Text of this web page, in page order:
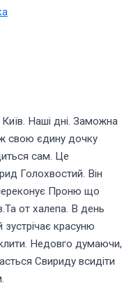
Наші дні. Заможна
свою єдину дочку
сам. Це
Голохвостий. Він
Проню що
от халепа. В день
красуню
Недовго думаючи,
Свириду всидіти